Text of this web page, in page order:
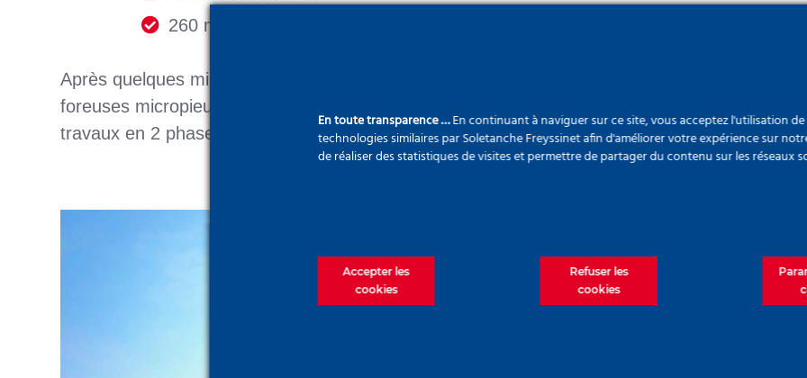
260 m3 d’
Après quelques micropieux et tirants d’essai en septembre 2019, le matériel (2 ateliers parois,
foreuses micropieux, 1 foreuse pieux) arrivera à partir de janvier 2020 pour deux années de
travaux en 2 phases.
En toute transparence …En continuant à naviguer sur ce site, vous acceptez l'utilisation
technologies similaires par Soletanche Freyssinet afin d'améliorer votre expérience sur
de réaliser des statistiques de visites et permettre de partager du contenu sur les réseaux
Accepter les
cookies
Refuser les
cookies